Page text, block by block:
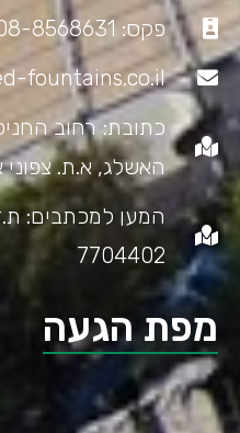
פקס: 08-8568631
fountains.co.il
האשלג, א.ת. צפוני
7704402
מפת הגעה